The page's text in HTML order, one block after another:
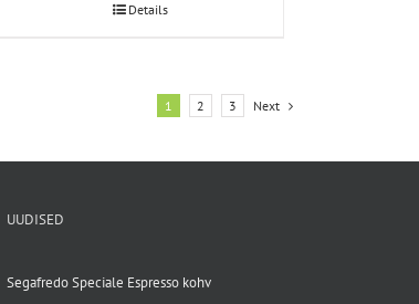
Details
1 2 3 Next
UUDISED
Segafredo Speciale Espresso kohv